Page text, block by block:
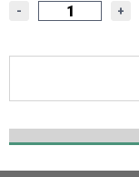
- +